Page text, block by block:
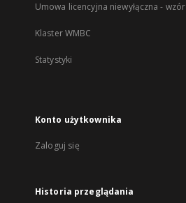
Umowa licencyjna niewyłączna - wzór
Klaster WMBC
Statystyki
Konto użytkownika
Zaloguj się
Historia przeglądania